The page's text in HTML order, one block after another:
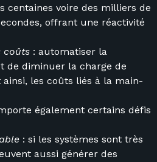
centaines voire des milliers de
offrant une réactivité
coûts : automatiser la
de diminuer la charge de
les coûts liés à la main-
également certains défis
: si les systèmes sont très
aussi générer des